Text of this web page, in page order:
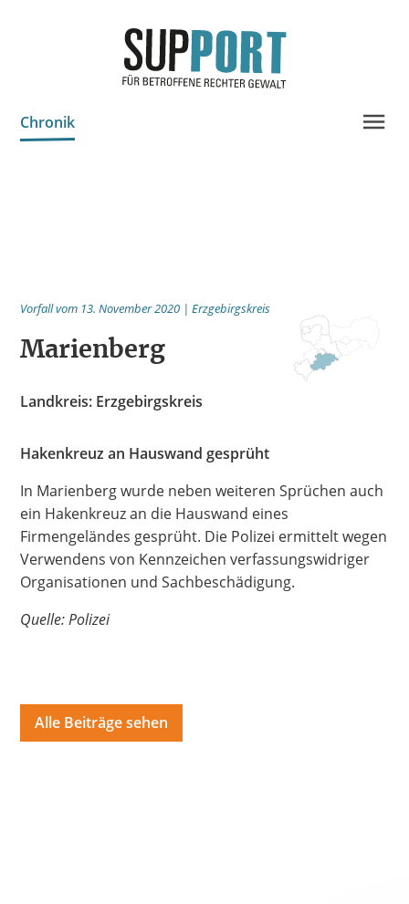
Chronik
Publikationen
Bildungsangebote
Deutsch العربية Český English
Français
Italiano
فارسی
Português
Русский
Español ትግርኛ Türkçe Việt
Vorfall vom 13. November 2020 | Erzgebirgskreis
Marienberg
Landkreis: Erzgebirgskreis
Hakenkreuz an Hauswand gesprüht
In Marienberg wurde neben weiteren Sprüchen auch
ein Hakenkreuz an die Hauswand eines
Firmengeländes gesprüht. Die Polizei ermittelt wegen
Verwendens von Kennzeichen verfassungswidriger
Organisationen und Sachbeschädigung.
Quelle: Polizei
Alle Beiträge sehen